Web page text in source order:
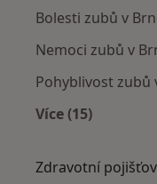
Bolesti zubů v
Nemoci zubů v
Pohyblivost zubů
Více (15)
Zdravotní